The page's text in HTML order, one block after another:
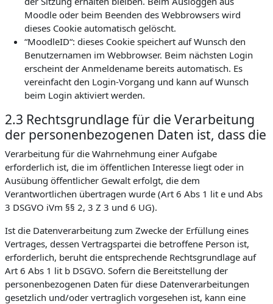
Moodle oder beim Beenden des Webbrowsers wird
dieses Cookie automatisch gelöscht.
“MoodleID“: dieses Cookie speichert auf Wunsch den
Benutzernamen im Webbrowser. Beim nächsten Login
erscheint der Anmeldename bereits automatisch. Es
vereinfacht den Login-Vorgang und kann auf Wunsch
beim Login aktiviert werden.
2.3 Rechtsgrundlage für die Verarbeitung
der personenbezogenen Daten ist, dass die
Verarbeitung für die Wahrnehmung einer Aufgabe
erforderlich ist, die im öffentlichen Interesse liegt oder in
Ausübung öffentlicher Gewalt erfolgt, die dem
Verantwortlichen übertragen wurde (Art 6 Abs 1 lit e und Abs
3 DSGVO iVm §§ 2, 3 Z 3 und 6 UG).
Ist die Datenverarbeitung zum Zwecke der Erfüllung eines
Vertrages, dessen Vertragspartei die betroffene Person ist,
erforderlich, beruht die entsprechende Rechtsgrundlage auf
Art 6 Abs 1 lit b DSGVO. Sofern die Bereitstellung der
personenbezogenen Daten für diese Datenverarbeitungen
gesetzlich und/oder vertraglich vorgesehen ist, kann eine